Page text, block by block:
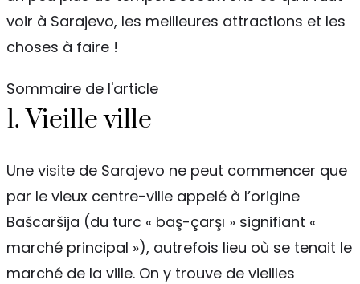
voir à Sarajevo, les meilleures attractions et les
choses à faire !
Sommaire de l'article
1. Vieille ville
Une visite de Sarajevo ne peut commencer que
par le vieux centre-ville appelé à l’origine
Bašcaršija (du turc « baş-çarşı » signifiant «
marché principal »), autrefois lieu où se tenait le
marché de la ville. On y trouve de vieilles